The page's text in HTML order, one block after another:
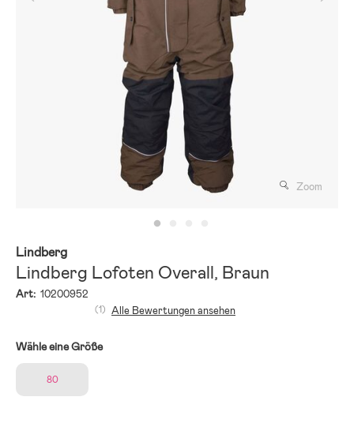
Zoom
Lindberg
Lindberg Lofoten Overall, Braun
Art: 10200952
(1) Alle Bewertungen ansehen
Wähle eine Größe
80